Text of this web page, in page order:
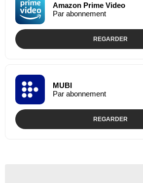
Amazon Prime Video
Par abonnement
REGARDER
MUBI
Par abonnement
REGARDER